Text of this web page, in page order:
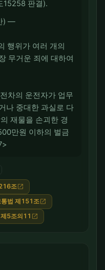
15258 판결).
) ―
행위가 여러 개의
무거운 죄에 대하여
차의 운전자가 업무
나 중대한 과실로 다
재물을 손괴한 경
만원 이하의 벌금
조open_in_new
통법 제151조open_in_new
5조의11 open_in_new